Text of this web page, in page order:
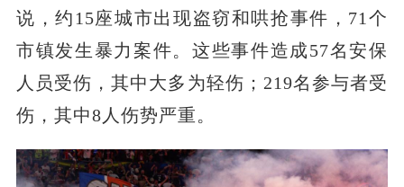
说，约15座城市出现盗窃和哄抢事件，71个
市镇发生暴力案件。这些事件造成57名安保
人员受伤，其中大多为轻伤；219名参与者受
伤，其中8人伤势严重。